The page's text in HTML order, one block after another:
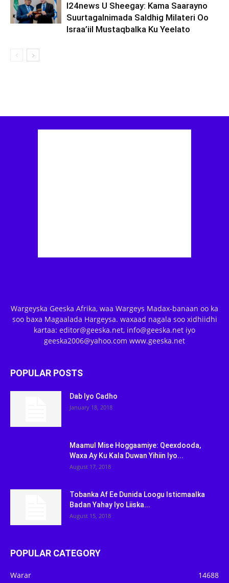
I24news U Sheegay: Kama Saarayno
Suurtagalnimada Saldhig Milateri Oo
Israa’iil Mustaqbalka Ku Yeelato
Wargeyska Geeska Afrika, waa Wargeys Madax-banaan oo ka
soo baxa Magaalada Hargeysa. waxaad nagala soo xidhiidhi
kartaa: editor@geeska.net, info@geeska.net iyo
geeska2006@yahoo.com www.geeska.net
POPULAR POSTS
Dab Iyo Cadho
January 18, 2018
Maamul Mise Hoggaamiye: Qeexdooda,
Waxa Ay Ku Kala Duwan Yihiin Iyo...
August 17, 2018
Tobanka Af Ee Dunida Loogu Isticmaalka
Badan Yahay Iyo Liiska...
August 15, 2018
POPULAR CATEGORY
Warar 14688